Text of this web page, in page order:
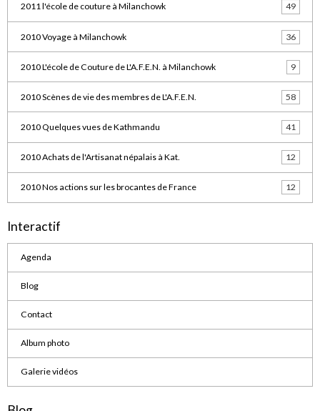
2011 l'école de couture à Milanchowk 49
2010 Voyage à Milanchowk 36
2010 L'école de Couture de L'A.F.E.N. à Milanchowk 9
2010 Scènes de vie des membres de L'A.F.E.N. 58
2010 Quelques vues de Kathmandu 41
2010 Achats de l'Artisanat népalais à Kat. 12
2010 Nos actions sur les brocantes de France 12
Interactif
Agenda
Blog
Contact
Album photo
Galerie vidéos